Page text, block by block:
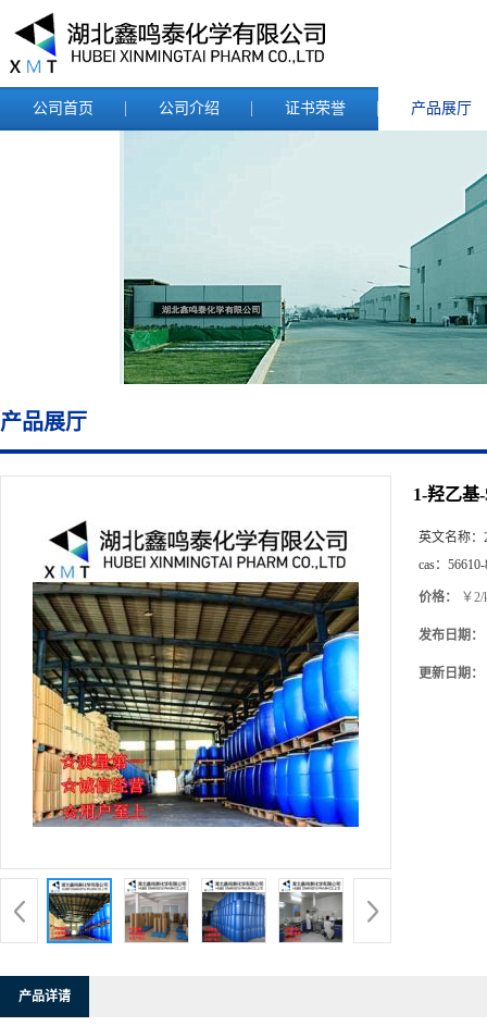
公司首页 公司介绍 证书荣誉 产品展厅
产品展厅
1-羟乙基
英文名称：
cas：
价格： ￥2/
发布日期：
更新日期：
产品详请